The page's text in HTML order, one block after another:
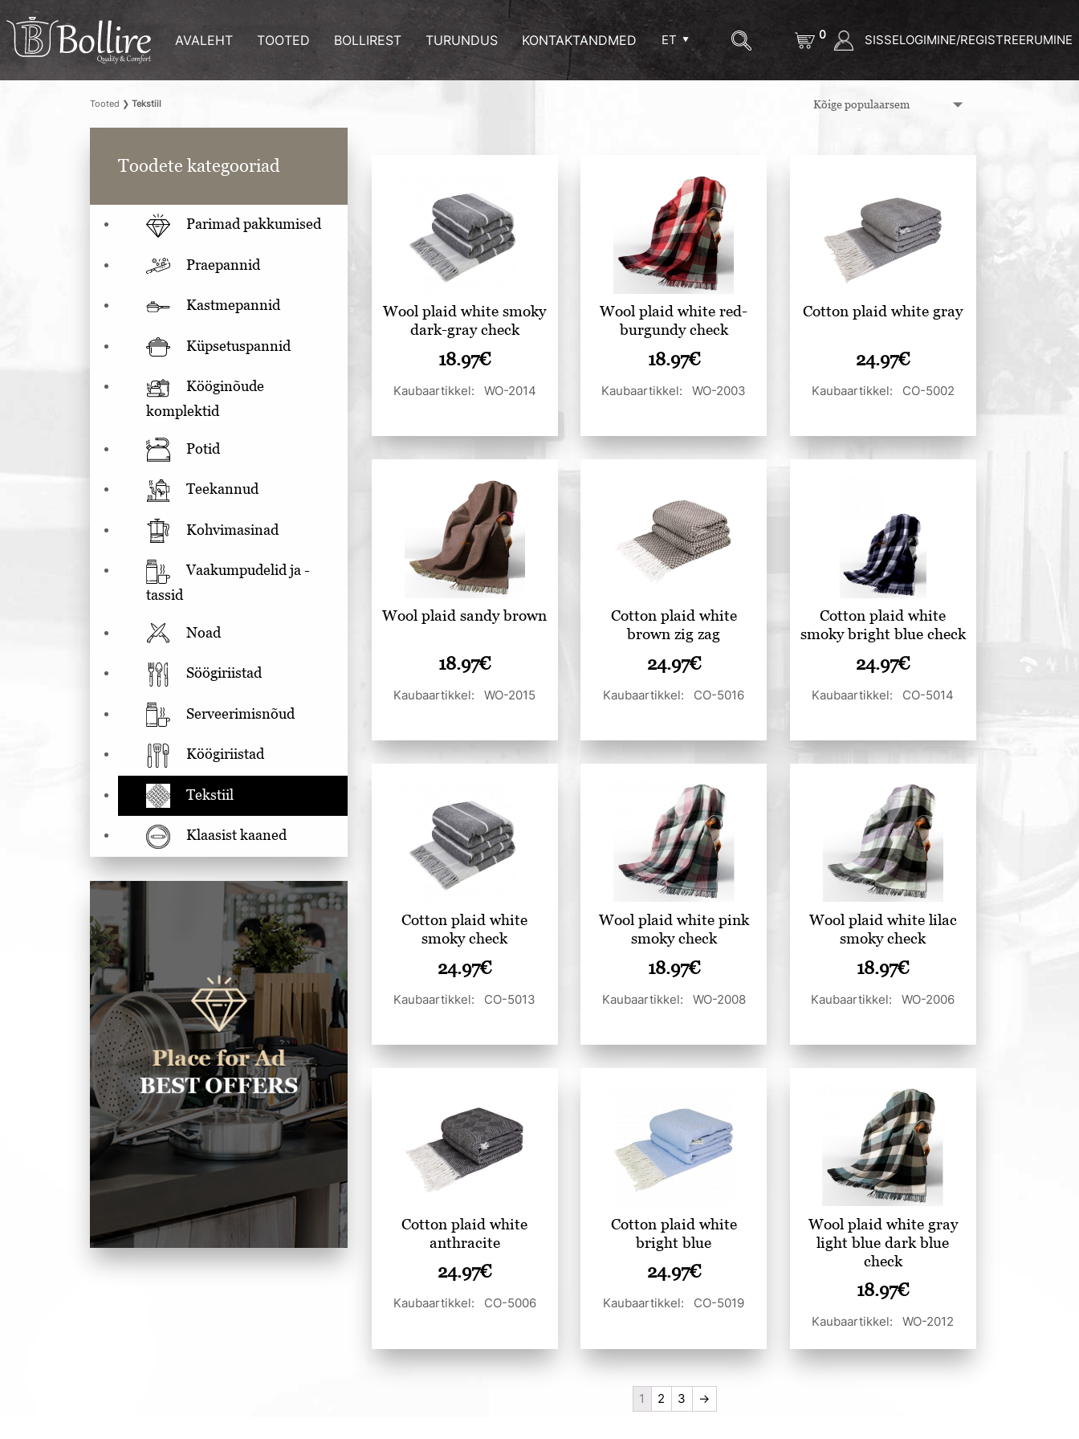
AVALEHT TOOTED BOLLIREST TURUNDUS KONTAKTANDMED ET 0 SISSELOGIMINE/REGISTREERUMINE
Tooted ❯ Tekstiil
Toodete kategooriad
Parimad pakkumised
Praepannid
Kastmepannid
Küpsetuspannid
Kööginõude
komplektid
Potid
Teekannud
Kohvimasinad
Vaakumpudelid ja -
tassid
Noad
Söögiriistad
Serveerimisnõud
Köögiriistad
Tekstiil
Klaasist kaaned
Wool plaid white smoky
dark-gray check
18.97€
Kaubaartikkel: WO-2014
Wool plaid white red-
burgundy check
18.97€
Kaubaartikkel: WO-2003
Cotton plaid white gray
24.97€
Kaubaartikkel: CO-5002
Wool plaid sandy brown
18.97€
Kaubaartikkel: WO-2015
Cotton plaid white
brown zig zag
24.97€
Kaubaartikkel: CO-5016
Cotton plaid white
smoky bright blue check
24.97€
Kaubaartikkel: CO-5014
Cotton plaid white
smoky check
24.97€
Kaubaartikkel: CO-5013
Wool plaid white pink
smoky check
18.97€
Kaubaartikkel: WO-2008
Wool plaid white lilac
smoky check
18.97€
Kaubaartikkel: WO-2006
Cotton plaid white
anthracite
24.97€
Kaubaartikkel: CO-5006
Cotton plaid white
bright blue
24.97€
Kaubaartikkel: CO-5019
Wool plaid white gray
light blue dark blue
check
18.97€
Kaubaartikkel: WO-2012
1 2 3 →